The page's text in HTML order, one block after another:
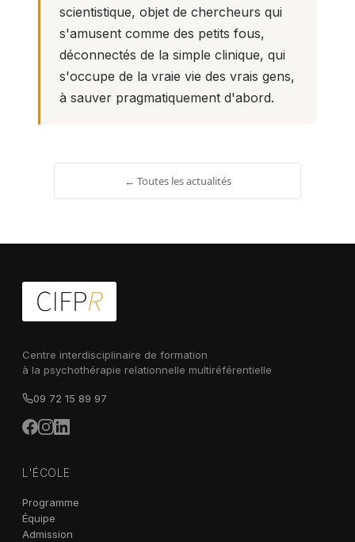
scientistique, objet de chercheurs qui
s'amusent comme des petits fous,
déconnectés de la simple clinique, qui
s'occupe de la vraie vie des vrais gens,
à sauver pragmatiquement d'abord.
← Toutes les actualités
Centre interdisciplinaire de formation
à la psychothérapie relationnelle multiréférentielle
09 72 15 89 97
L'ÉCOLE
Programme
Équipe
Admission